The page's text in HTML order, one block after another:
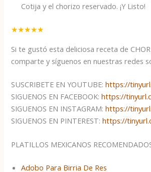
Cotija y el chorizo ​​reservado. ¡Y Listo!
★★★★★
Si te gustó esta deliciosa receta de
comparte y síguenos en nuestras redes
SUSCRIBETE EN YOUTUBE:https://
SIGUENOS EN FACEBOOK:https://
SIGUENOS EN INSTAGRAM:https://
SIGUENOS EN PINTEREST:https://
PLATILLOS MEXICANOS
Adobo Para Birria De Res